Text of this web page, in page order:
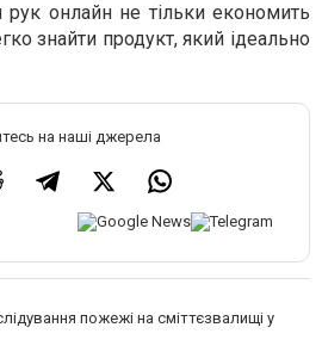
рук онлайн не тільки економить
знайти продукт, який ідеально
на наші джерела
пожежі на сміттєзвалищі у